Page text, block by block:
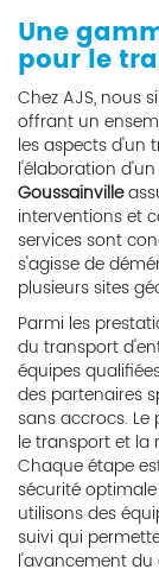
Une
pour le
Chez AJS, nous
offrant un
les aspects d'un
l'élaboration d'un
Goussainville
interventions et
services sont
s'agisse de
plusieurs sites
Parmi les
du transport
équipes
des partenaires
sans accrocs.
le transport et la
Chaque étape
sécurité
utilisons des
suivi qui
l'avancement